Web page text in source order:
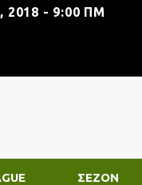
2018 - 9:00 ΠΜ
ΣΕΖΌΝ